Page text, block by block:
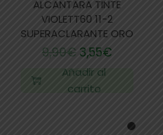
ALCANTARA TINTE
VIOLETT60 11-2
SUPERACLARANTE ORO
9,90€ 3,55€
Añadir al
carrito